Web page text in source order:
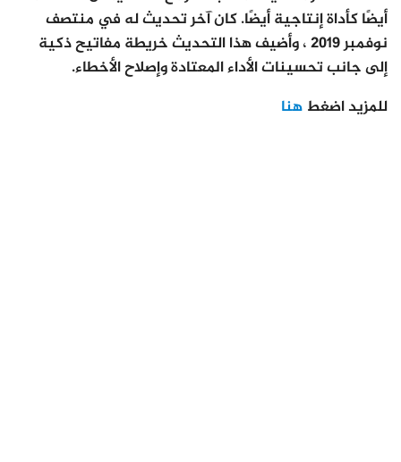
أيضًا كأداة إنتاجية أيضًا. كان آخر تحديث له في منتصف
نوفمبر 2019 ، وأضيف هذا التحديث خريطة مفاتيح ذكية
إلى جانب تحسينات الأداء المعتادة وإصلاح الأخطاء.
للمزيد اضغط هنا